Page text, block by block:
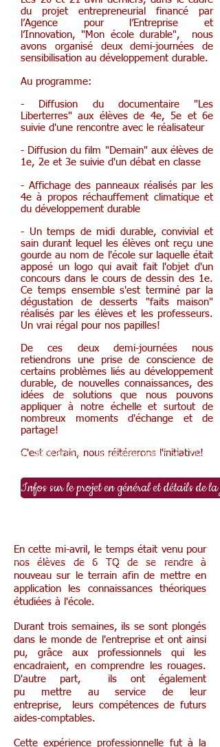
du projet entrepreneurial financé par
l’Agence pour l’Entreprise et
l’Innovation, "Mon école durable", nous
avons organisé deux demi-journées de
sensibilisation au développement durable.
Au programme:
- Diffusion du documentaire "Les
Liberterres" aux élèves de 4e, 5e et 6e
suivie d'une rencontre avec le réalisateur
- Diffusion du film "Demain" aux élèves de
1e, 2e et 3e suivie d'un débat en classe
- Affichage des panneaux réalisés par les
4e à propos réchauffement climatique et
du développement durable
- Un temps de midi durable, convivial et
sain durant lequel les élèves ont reçu une
gourde au nom de l'école sur laquelle était
apposé un logo qui avait fait l'objet d'un
concours dans le cours de dessin des 1e.
Ce temps ensemble s'est terminé par la
dégustation de desserts "faits maison"
réalisés par les élèves et les professeurs.
Un vrai régal pour nos papilles!
De ces deux demi-journées nous
retiendrons une prise de conscience de
certains problèmes liés au développement
durable, de nouvelles connaissances, des
idées de solutions que nous pouvons
appliquer à notre échelle et surtout de
nombreux moments d'échange et de
partage!
C'est certain, nous réitérerons l'initiative!
Infos sur le projet en général et détails de la
En cette mi-avril, le temps était venu pour
nos élèves de 6 TQ de se rendre à
nouveau sur le terrain afin de mettre en
application les connaissances théoriques
étudiées à l'école.
Durant trois semaines, ils se sont plongés
dans le monde de l'entreprise et ont ainsi
pu, grâce aux professionnels qui les
encadraient, en comprendre les rouages.
D'autre part, ils ont également
pu mettre au service de leur
entreprise, leurs compétences de futurs
aides-comptables.
Cette expérience professionnelle fut à la
Tél :+32 80 21 62 08 /direction@iscvielsalm.be/ 12, rue